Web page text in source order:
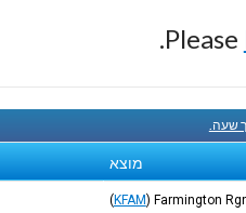
Please
שעה.
מוצא
Farmington
(KFAM)